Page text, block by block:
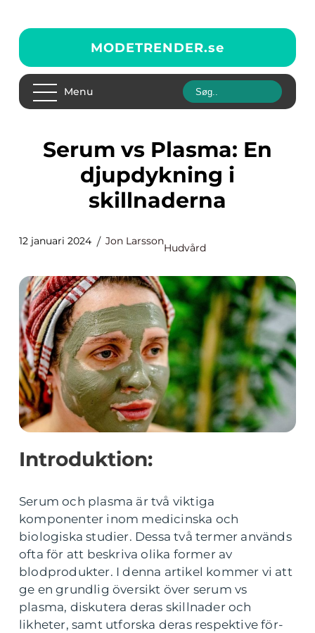
MODETRENDER.se
Menu
Serum vs Plasma: En
djupdykning i
skillnaderna
12 januari 2024 Jon Larsson
Hudvård
Introduktion:
Serum och plasma är två viktiga
komponenter inom medicinska och
biologiska studier. Dessa två termer används
ofta för att beskriva olika former av
blodprodukter. I denna artikel kommer vi att
ge en grundlig översikt över serum vs
plasma, diskutera deras skillnader och
likheter, samt utforska deras respektive för-